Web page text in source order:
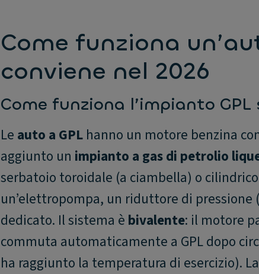
Come funziona
conviene nel 2026
Come funziona l’impianto GPL
Le auto a GPL hanno un motore benzina
aggiunto un impianto a gas di petrolio
serbatoio toroidale (a ciambella) o
un’elettropompa, un riduttore di
dedicato. Il sistema è bivalente: il motore
commuta automaticamente a GPL dopo
ha raggiunto la temperatura di esercizio).